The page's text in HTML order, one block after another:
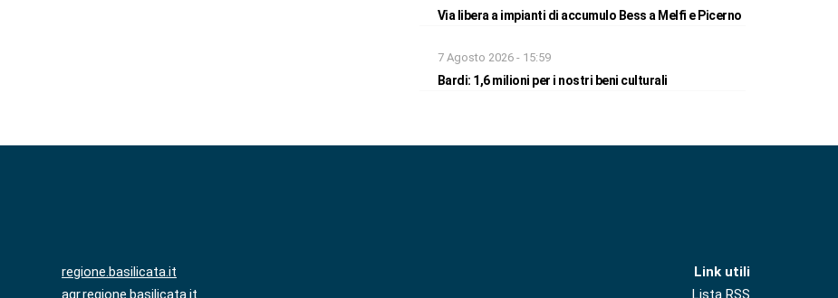
Via libera a impianti di accumulo Bess a Melfi e Picerno
7 Agosto 2026 - 15:59
Bardi: 1,6 milioni per i nostri beni culturali
regione.basilicata.it
agr.regione.basilicata.it
Link utili
Lista RSS